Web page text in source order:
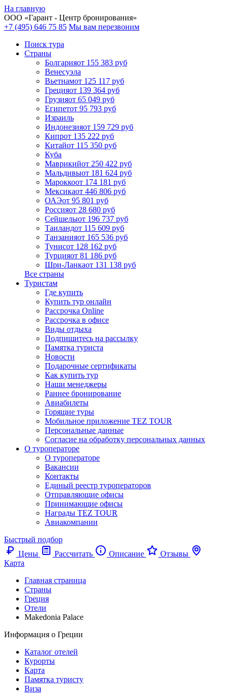
На главную
ООО «Гарант - Центр бронирования»
+7 (495) 646 75 85 Мы вам перезвоним
Поиск тура
Cтраны
Болгарияот 155 383 руб
Венесуэла
Вьетнамот 125 117 руб
Грецияот 139 364 руб
Грузияот 65 049 руб
Египетот 95 793 руб
Израиль
Индонезияот 159 729 руб
Кипрот 135 222 руб
Китайот 115 350 руб
Куба
Маврикийот 250 422 руб
Мальдивыот 181 624 руб
Мароккоот 174 181 руб
Мексикаот 446 806 руб
ОАЭот 95 801 руб
Россияот 28 680 руб
Сейшелыот 196 737 руб
Таиландот 115 609 руб
Танзанияот 165 536 руб
Тунисот 128 162 руб
Турцияот 81 186 руб
Шри-Ланкаот 131 138 руб
Все страны
Туристам
Где купить
Купить тур онлайн
Рассрочка Online
Рассрочка в офисе
Виды отдыха
Подпишитесь на рассылку
Памятка туриста
Новости
Подарочные сертификаты
Как купить тур
Наши менеджеры
Раннее бронирование
Авиабилеты
Горящие туры
Мобильное приложение TEZ TOUR
Персональные данные
Согласие на обработку персональных данных
О туроператоре
О туроператоре
Вакансии
Контакты
Единый реестр туроператоров
Отправляющие офисы
Принимающие офисы
Награды TEZ TOUR
Авиакомпании
Быстрый подбор
Цены
Рассчитать Описание
Отзывы
Карта
Главная страница
Cтраны
Греция
Отели
Makedonia Palace
Информация о Греции
Каталог отелей
Курорты
Карта
Памятка туристу
Виза